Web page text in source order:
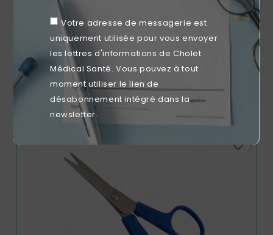
Votre adresse de messagerie est
uniquement utilisée pour vous envoyer
les lettres d'informations de Cholet
Médical Santé. Vous pouvez à tout
moment utiliser le lien de
désabonnement intégré dans la
newsletter.
Pince Ôte-Agrafe Usage Unique
2,53 €
favorite_border